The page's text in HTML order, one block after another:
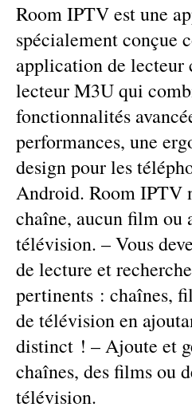
Room IPTV est une
spécialement conçue
application de lecteur
lecteur M3U qui
fonctionnalités
performances, une
design pour les
Android. Room IPTV
chaîne, aucun film ou
télévision. – Vous
de lecture et
pertinents : chaînes,
de télévision en
distinct ! – Ajoute et
chaînes, des films ou
télévision.